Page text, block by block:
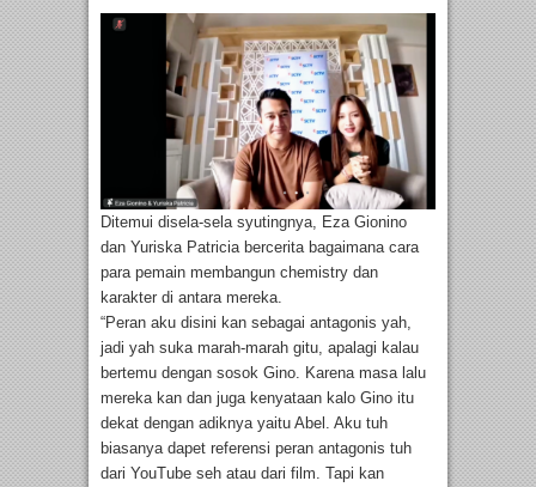
Ditemui disela-sela syutingnya, Eza Gionino
dan Yuriska Patricia bercerita bagaimana cara
para pemain membangun chemistry dan
karakter di antara mereka.
“Peran aku disini kan sebagai antagonis yah,
jadi yah suka marah-marah gitu, apalagi kalau
bertemu dengan sosok Gino. Karena masa lalu
mereka kan dan juga kenyataan kalo Gino itu
dekat dengan adiknya yaitu Abel. Aku tuh
biasanya dapet referensi peran antagonis tuh
dari YouTube seh atau dari film. Tapi kan